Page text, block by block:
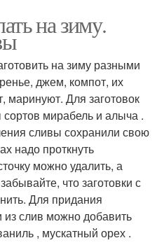
на зиму.
на зиму разными
джем, компот, их
маринуют. Для заготовок
мирабель и алыча .
сливы сохранили свою
надо проткнуть
можно удалить, а
что заготовки с
Для придания
из слив можно добавить
, мускатный орех .